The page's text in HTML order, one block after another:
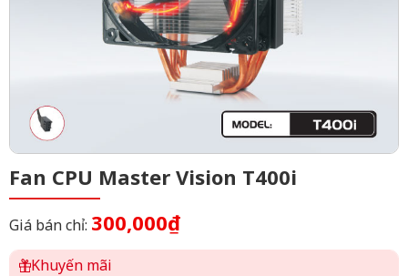
Fan CPU Master Vision T400i
Giá bán chỉ: 300,000₫
Khuyến mãi